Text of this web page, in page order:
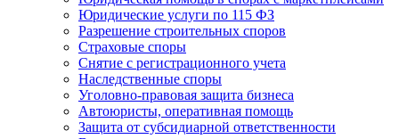
Юридические услуги по 115 ФЗ
Разрешение строительных споров
Страховые споры
Снятие с регистрационного учета
Наследственные споры
Уголовно-правовая защита бизнеса
Автоюристы, оперативная помощь
Защита от субсидиарной ответственности